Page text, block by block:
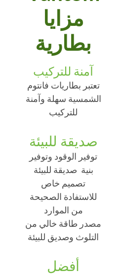
مزايا
بطارية
آمنة للتركيب
تعتبر بطاريات فانتوم
الشمسية سهلة وآمنة
للتركيب
صديقة للبيئة
توفير الوقود وتوفير
بنية صديقة للبيئة
تصميم خاص
للاستفادة الصحيحة
من الموارد
مصدر طاقة خالي من
التلوث وصديق للبيئة
أفضل